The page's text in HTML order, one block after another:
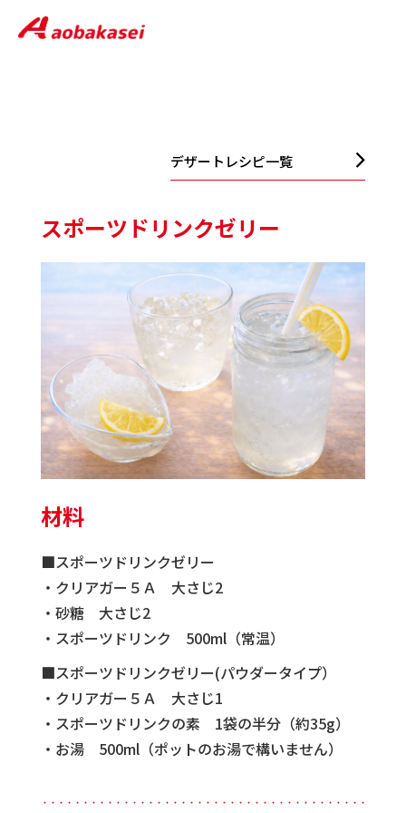
デザートレシピ一覧
スポーツドリンクゼリー
材料
■スポーツドリンクゼリー
・クリアガー５Ａ 大さじ2
・砂糖 大さじ2
・スポーツドリンク 500ml（常温）
■スポーツドリンクゼリー(パウダータイプ）
・クリアガー５Ａ 大さじ1
・スポーツドリンクの素 1袋の半分（約35g）
・お湯 500ml（ポットのお湯で構いません）
・・・・・・・・・・・・・・・・・・・・・・・・・・・・・・・・・・・・・・・・・・・